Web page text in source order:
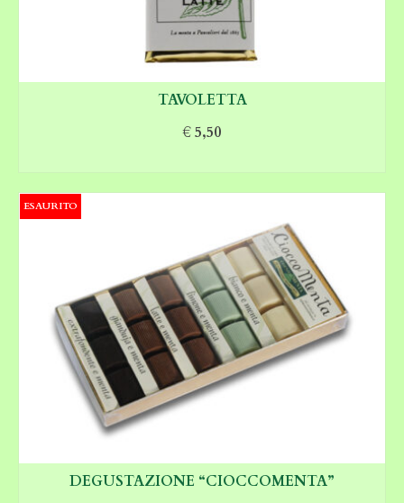
TAVOLETTA
€5,50
ESAURITO
DEGUSTAZIONE “CIOCCOMENTA”